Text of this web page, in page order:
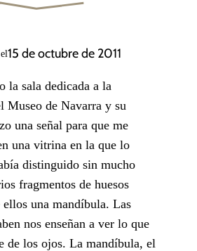
15 de octubre de 2011
la sala dedicada a la
Museo de Navarra y su
una señal para que me
una vitrina en la que lo
distinguido sin mucho
fragmentos de huesos
ellos una mandíbula. Las
nos enseñan a ver lo que
de los ojos. La mandíbula, el